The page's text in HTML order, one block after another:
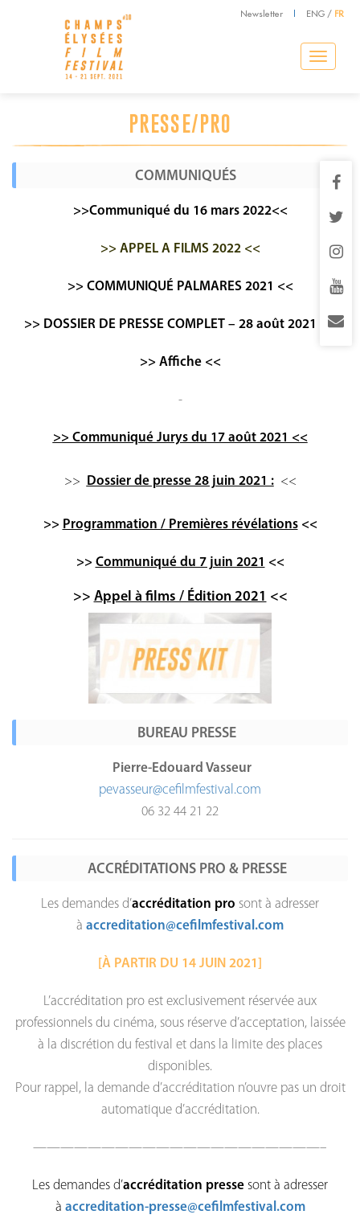
Newsletter ENG / FR
Toggle
navigation
PRESSE/PRO
COMMUNIQUÉS
>>Communiqué du 16 mars 2022<<
>> APPEL A FILMS 2022 <<
>> COMMUNIQUÉ PALMARES 2021 <<
>> DOSSIER DE PRESSE COMPLET – 28 août 2021 <<
>> Affiche<<
-
>> Communiqué Jurys du 17 août 2021 <<
>> Dossier de presse 28 juin 2021 : <<
>> Programmation / Premières révélations<<
>> Communiqué du 7 juin 2021 <<
>> Appel à films / Édition 2021 <<
BUREAU PRESSE
Pierre-Edouard Vasseur
pevasseur@cefilmfestival.com
06 32 44 21 22
ACCRÉDITATIONS PRO & PRESSE
Les demandes d’accréditation pro sont à adresser
à accreditation@cefilmfestival.com
[À PARTIR DU 14 JUIN 2021]
L’accréditation pro est exclusivement réservée aux
professionnels du cinéma, sous réserve d’acceptation, laissée
à la discrétion du festival et dans la limite des places
disponibles.
Pour rappel, la demande d’accréditation n’ouvre pas un droit
automatique d’accréditation.
—————————————————————–
Les demandes d’accréditation presse sont à adresser
à accreditation-presse@cefilmfestival.com